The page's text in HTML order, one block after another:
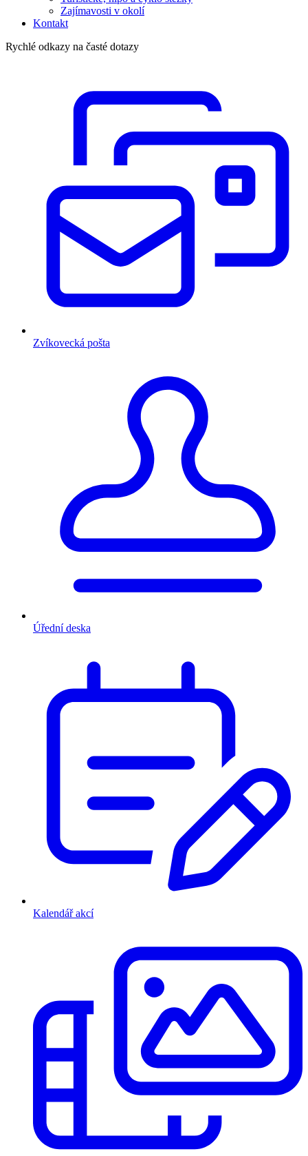
Zajímavosti v okolí
Kontakt
Rychlé odkazy na časté dotazy
Zvíkovecká pošta
Úřední deska
Kalendář akcí